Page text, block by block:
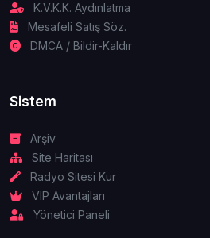
K.V.K.K. Aydınlatma
Mesafeli Satış Söz.
DMCA / Bildir-Kaldır
Sistem
Arşiv
Site Haritası
Radyo Sitesi Kur
VIP Avantajları
Yönetici Paneli